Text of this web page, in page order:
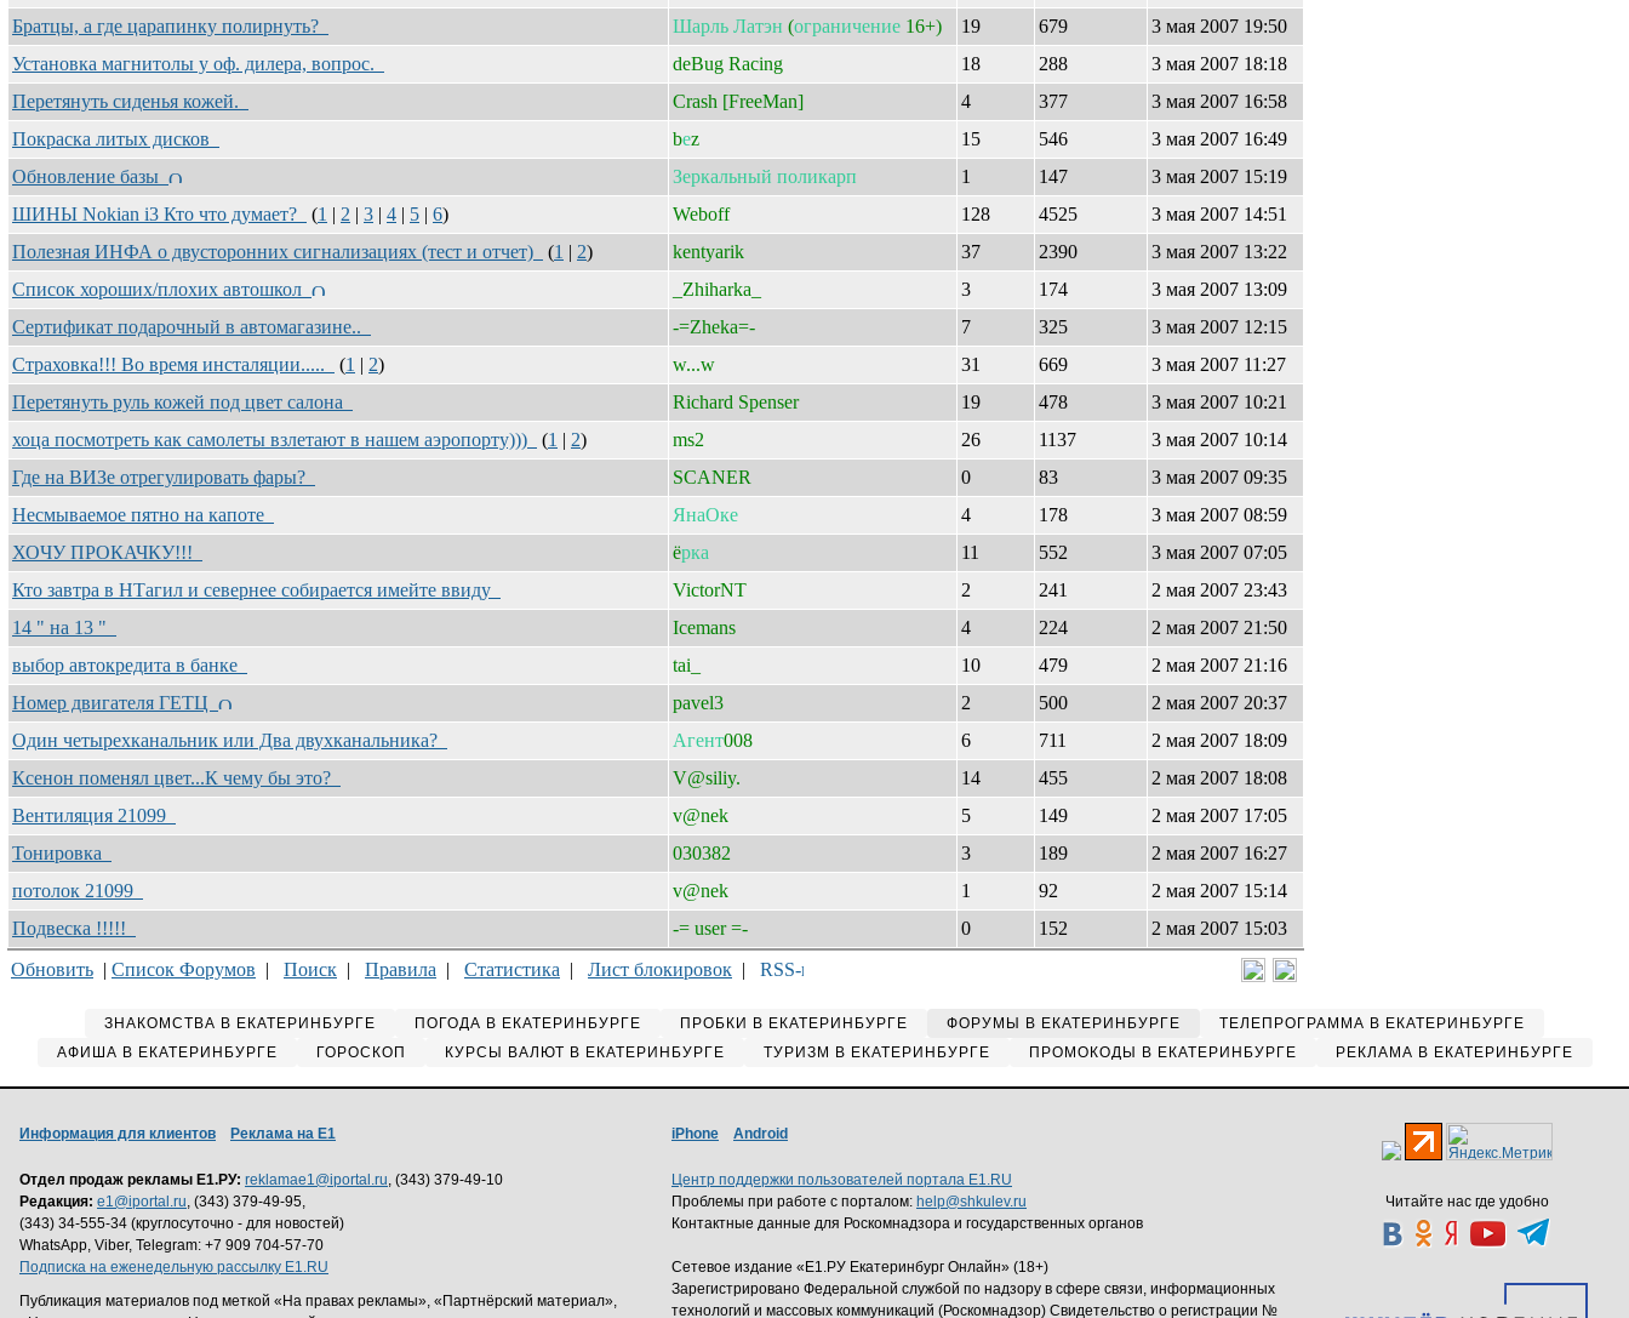
Братцы, а где царапинку полирнуть?
Шарль Латэн (ограничение 16+) 19 679
3 мая 2007 19:50
Установка магнитолы у оф. дилера, вопрос.
deBug Racing 18 288
3 мая 2007 18:18
Перетянуть сиденья кожей.
Crash [FreeMan] 4 377
3 мая 2007 16:58
Покраска литых дисков
bеz 15 546
3 мая 2007 16:49
Обновление базы
Зеркальный поликарп 1 147
3 мая 2007 15:19
ШИНЫ Nokian i3 Кто что думает?
(1 | 2 | 3 | 4 | 5 | 6) Weboff 128 4525
3 мая 2007 14:51
Полезная ИНФА о двусторонних сигнализациях (тест и отчет)
(1 | 2) kentyarik 37 2390
3 мая 2007 13:22
Список хороших/плохих автошкол
_Zhiharka_ 3 174
3 мая 2007 13:09
Сертификат подарочный в автомагазине..
-=Zheka=- 7 325
3 мая 2007 12:15
Страховка!!! Во время инсталяции.....
(1 | 2) w...w 31 669
3 мая 2007 11:27
Перетянуть руль кожей под цвет салона
Richard Spenser 19 478
3 мая 2007 10:21
хоца посмотреть как самолеты взлетают в нашем аэропорту)))
(1 | 2) ms2 26 1137
3 мая 2007 10:14
Где на ВИЗе отрегулировать фары?
SCANER 0 83
3 мая 2007 09:35
Несмываемое пятно на капоте
ЯнаОке 4 178
3 мая 2007 08:59
ХОЧУ ПРОКАЧКУ!!!
ёрка 11 552
3 мая 2007 07:05
Кто завтра в НТагил и севернее собирается имейте ввиду
VictorNT 2 241
2 мая 2007 23:43
14 " на 13 "
Icemans 4 224
2 мая 2007 21:50
выбор автокредита в банке
tai_ 10 479
2 мая 2007 21:16
Номер двигателя ГЕТЦ
pavel3 2 500
2 мая 2007 20:37
Один четырехканальник или Два двухканальника?
Агент008 6 711
2 мая 2007 18:09
Ксенон поменял цвет...К чему бы это?
V@siliy. 14 455
2 мая 2007 18:08
Вентиляция 21099
v@nek 5 149
2 мая 2007 17:05
Тонировка
030382 3 189
2 мая 2007 16:27
потолок 21099
v@nek 1 92
2 мая 2007 15:14
Подвеска !!!!!
-= user =- 0 152
2 мая 2007 15:03
Обновить | Список Форумов | Поиск | Правила | Статистика | Лист блокировок |
ЗНАКОМСТВА В ЕКАТЕРИНБУРГЕ ПОГОДА В ЕКАТЕРИНБУРГЕ ПРОБКИ В ЕКАТЕРИНБУРГЕ ФОРУМЫ В ЕКАТЕРИНБУРГЕ
ТЕЛЕПРОГРАММА В ЕКАТЕРИНБУРГЕ
АФИША В ЕКАТЕРИНБУРГЕ
ГОРОСКОП КУРСЫ ВАЛЮТ В ЕКАТЕРИНБУРГЕ ТУРИЗМ В ЕКАТЕРИНБУРГЕ ПРОМОКОДЫ В ЕКАТЕРИНБУРГЕ РЕКЛАМА В ЕКАТЕРИНБУРГЕ
Читайте нас где удобно
Информация для клиентов Реклама на Е1
Отдел продаж рекламы Е1.РУ: reklamae1@iportal.ru, (343) 379-49-10
Редакция: e1@iportal.ru, (343) 379-49-95,
(343) 34-555-34 (круглосуточно - для новостей)
WhatsApp, Viber, Telegram: +7 909 704-57-70
Подписка на еженедельную рассылку E1.RU
Публикация материалов под меткой «На правах рекламы», «Партнёрский материал»,
iPhone Android
Центр поддержки пользователей портала E1.RU
Проблемы при работе с порталом: help@shkulev.ru
Контактные данные для Роскомнадзора и государственных органов
Сетевое издание «Е1.РУ Екатеринбург Онлайн» (18+)
Зарегистрировано Федеральной службой по надзору в сфере связи, информационных
технологий и массовых коммуникаций (Роскомнадзор) Свидетельство о регистрации №